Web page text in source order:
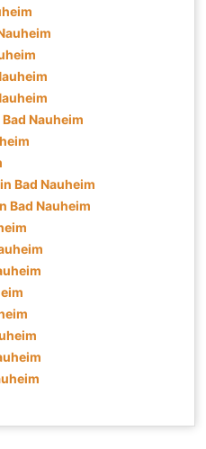
Nauheim
Bad Nauheim
Bad Nauheim